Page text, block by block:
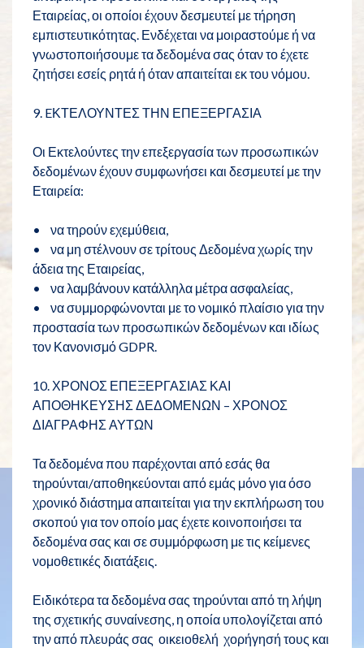
Εταιρείας, οι οποίοι έχουν δεσμευτεί με τήρηση
εμπιστευτικότητας. Ενδέχεται να μοιραστούμε ή να
γνωστοποιήσουμε τα δεδομένα σας όταν το έχετε
ζητήσει εσείς ρητά ή όταν απαιτείται εκ του νόμου.
9. EΚΤΕΛΟΥΝΤΕΣ ΤΗΝ ΕΠΕΞΕΡΓΑΣΙΑ
Οι Εκτελούντες την επεξεργασία των προσωπικών
δεδομένων έχουν συμφωνήσει και δεσμευτεί με την
Εταιρεία:
• να τηρούν εχεμύθεια,
• να μη στέλνουν σε τρίτους Δεδομένα χωρίς την
άδεια της Εταιρείας,
• να λαμβάνουν κατάλληλα μέτρα ασφαλείας,
• να συμμορφώνονται με το νομικό πλαίσιο για την
προστασία των προσωπικών δεδομένων και ιδίως
τον Κανονισμό GDPR.
10. ΧΡΟΝΟΣ ΕΠΕΞΕΡΓΑΣΙΑΣ ΚΑΙ
ΑΠΟΘΗΚΕΥΣΗΣ ΔΕΔΟΜΕΝΩΝ – ΧΡΟΝΟΣ
ΔΙΑΓΡΑΦΗΣ ΑΥΤΩΝ
Τα δεδομένα που παρέχονται από εσάς θα
τηρούνται/αποθηκεύονται από εμάς μόνο για όσο
χρονικό διάστημα απαιτείται για την εκπλήρωση του
σκοπού για τον οποίο μας έχετε κοινοποιήσει τα
δεδομένα σας και σε συμμόρφωση με τις κείμενες
νομοθετικές διατάξεις.
Ειδικότερα τα δεδομένα σας τηρούνται από τη λήψη
της σχετικής συναίνεσης, η οποία υπολογίζεται από
την από πλευράς σας οικειοθελή χορήγησή τους και